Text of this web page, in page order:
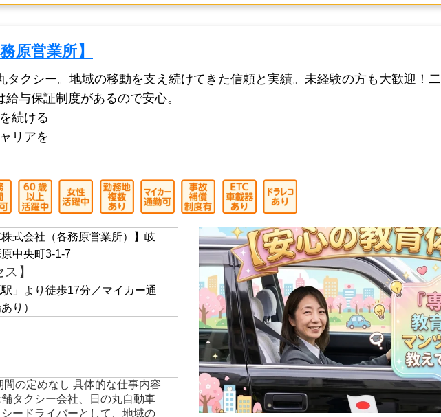
この求人について無料相談してみる この求人
原営業所】
クシー。地域の移動を支え続けてきた信頼と実績。未経験の方も大歓迎！二
与保証制度があるので安心。
続ける
リアを
式会社（各務原営業所）】岐
中央町3-1-7
ス】
り）